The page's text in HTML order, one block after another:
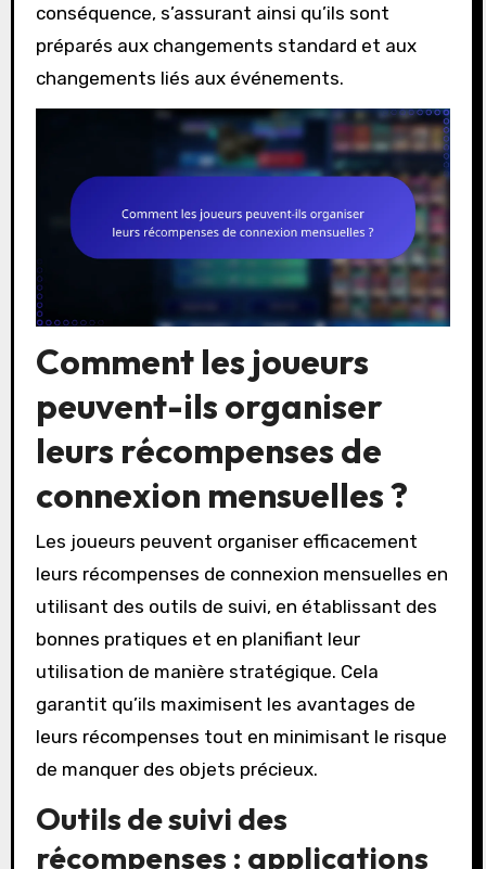
conséquence, s’assurant ainsi qu’ils sont
préparés aux changements standard et aux
changements liés aux événements.
Comment les joueurs
peuvent-ils organiser
leurs récompenses de
connexion mensuelles ?
Les joueurs peuvent organiser efficacement
leurs récompenses de connexion mensuelles en
utilisant des outils de suivi, en établissant des
bonnes pratiques et en planifiant leur
utilisation de manière stratégique. Cela
garantit qu’ils maximisent les avantages de
leurs récompenses tout en minimisant le risque
de manquer des objets précieux.
Outils de suivi des
récompenses : applications